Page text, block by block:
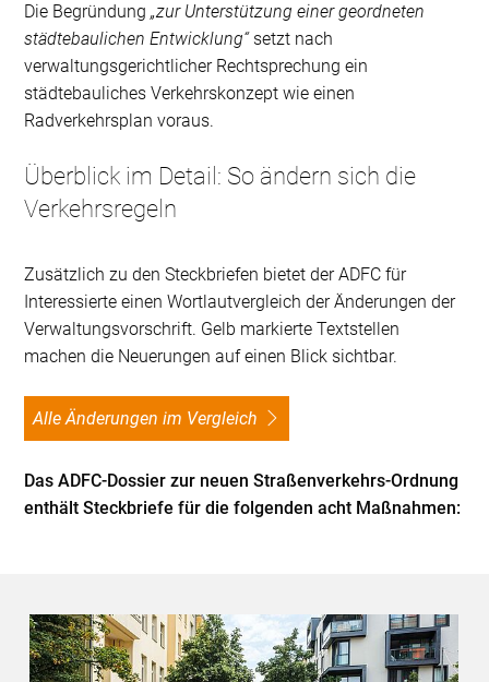
Die Begründung„zur Unterstützung einer geordneten
städtebaulichen Entwicklung“setzt nach
verwaltungsgerichtlicher Rechtsprechung ein
städtebauliches Verkehrskonzept wie einen
Radverkehrsplan voraus.
Überblick im Detail: So ändern sich die
Verkehrsregeln
Zusätzlich zu den Steckbriefen bietet der ADFC für
Interessierte einen Wortlautvergleich der Änderungen der
Verwaltungsvorschrift. Gelb markierte Textstellen
machen die Neuerungen auf einen Blick sichtbar.
Alle Änderungen im Vergleich
Das ADFC-Dossier zur neuen Straßenverkehrs-Ordnung
enthält Steckbriefe für die folgenden acht Maßnahmen: